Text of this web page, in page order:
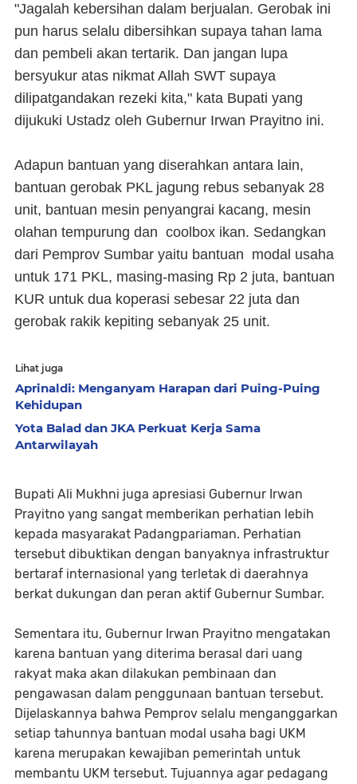
"Jagalah kebersihan dalam berjualan. Gerobak ini
pun harus selalu dibersihkan supaya tahan lama
dan pembeli akan tertarik. Dan jangan lupa
bersyukur atas nikmat Allah SWT supaya
dilipatgandakan rezeki kita," kata Bupati yang
dijukuki Ustadz oleh Gubernur Irwan Prayitno ini.
Adapun bantuan yang diserahkan antara lain,
bantuan gerobak PKL jagung rebus sebanyak 28
unit, bantuan mesin penyangrai kacang, mesin
olahan tempurung dan coolbox ikan. Sedangkan
dari Pemprov Sumbar yaitu bantuan modal usaha
untuk 171 PKL, masing-masing Rp 2 juta, bantuan
KUR untuk dua koperasi sebesar 22 juta dan
gerobak rakik kepiting sebanyak 25 unit.
Lihat juga
Aprinaldi: Menganyam Harapan dari Puing-Puing
Kehidupan
Yota Balad dan JKA Perkuat Kerja Sama
Antarwilayah
Bupati Ali Mukhni juga apresiasi Gubernur Irwan
Prayitno yang sangat memberikan perhatian lebih
kepada masyarakat Padangpariaman. Perhatian
tersebut dibuktikan dengan banyaknya infrastruktur
bertaraf internasional yang terletak di daerahnya
berkat dukungan dan peran aktif Gubernur Sumbar.
Sementara itu, Gubernur Irwan Prayitno mengatakan
karena bantuan yang diterima berasal dari uang
rakyat maka akan dilakukan pembinaan dan
pengawasan dalam penggunaan bantuan tersebut.
Dijelaskannya bahwa Pemprov selalu menganggarkan
setiap tahunnya bantuan modal usaha bagi UKM
karena merupakan kewajiban pemerintah untuk
membantu UKM tersebut. Tujuannya agar pedagang